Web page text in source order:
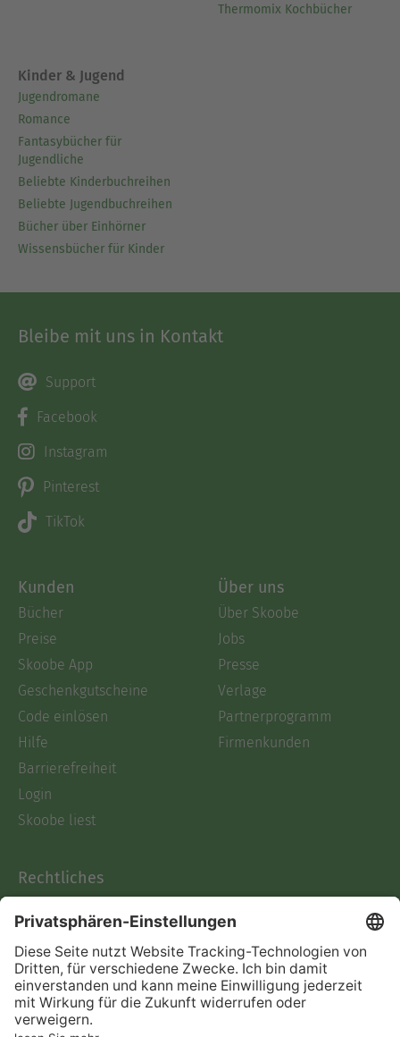
Thermomix Kochbücher
Kinder & Jugend
Jugendromane
Romance
Fantasybücher für
Jugendliche
Beliebte Kinderbuchreihen
Beliebte Jugendbuchreihen
Bücher über Einhörner
Wissensbücher für Kinder
Bleibe mit uns in Kontakt
Support
Facebook
Instagram
Pinterest
TikTok
Kunden
Bücher
Preise
Skoobe App
Geschenkgutscheine
Code einlösen
Hilfe
Barrierefreiheit
Login
Skoobe liest
Über uns
Über Skoobe
Jobs
Presse
Verlage
Partnerprogramm
Firmenkunden
Rechtliches
AGB
Informationen nach Data
Act
Verträge hier kündigen
Impressum